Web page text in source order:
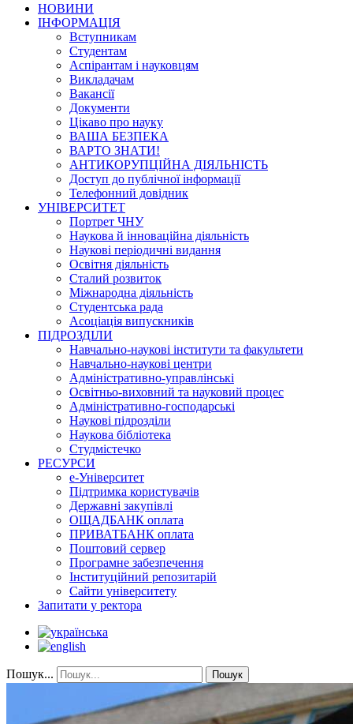
НОВИНИ
ІНФОРМАЦІЯ
Вступникам
Студентам
Аспірантам і науковцям
Викладачам
Вакансії
Документи
Цікаво про науку
ВАША БЕЗПЕКА
ВАРТО ЗНАТИ!
АНТИКОРУПЦІЙНА ДІЯЛЬНІСТЬ
Доступ до публічної інформації
Телефонний довідник
УНІВЕРСИТЕТ
Портрет ЧНУ
Наукова й інноваційна діяльність
Наукові періодичні видання
Освітня діяльність
Сталий розвиток
Міжнародна діяльність
Студентська рада
Асоціація випускників
ПІДРОЗДІЛИ
Навчально-наукові інститути та факультети
Навчально-наукові центри
Адміністративно-управлінські
Освітньо-виховний та науковий процес
Адміністративно-господарські
Наукові підрозділи
Наукова бібліотека
Студмістечко
РЕСУРСИ
е-Університет
Підтримка користувачів
Державні закупівлі
ОЩАДБАНК оплата
ПРИВАТБАНК оплата
Поштовий сервер
Програмне забезпечення
Інституційний репозитарій
Сайти університету
Запитати у ректора
Пошук... Пошук